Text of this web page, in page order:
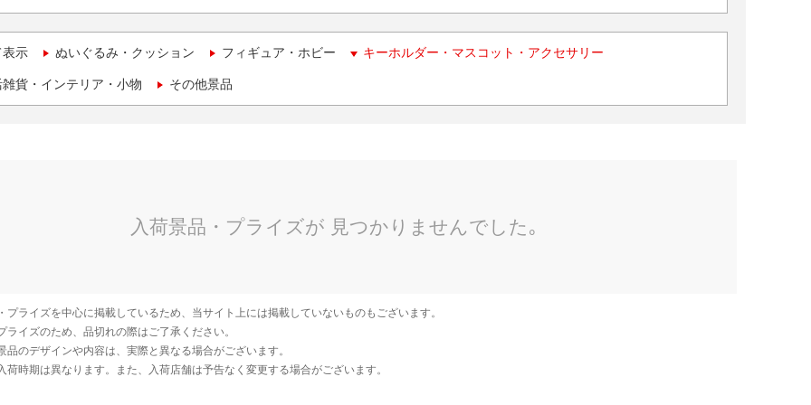
表示 ぬいぐるみ・クッション フィギュア・ホビー キーホルダー・マスコット・アクセサリー
貨・インテリア・小物 その他景品